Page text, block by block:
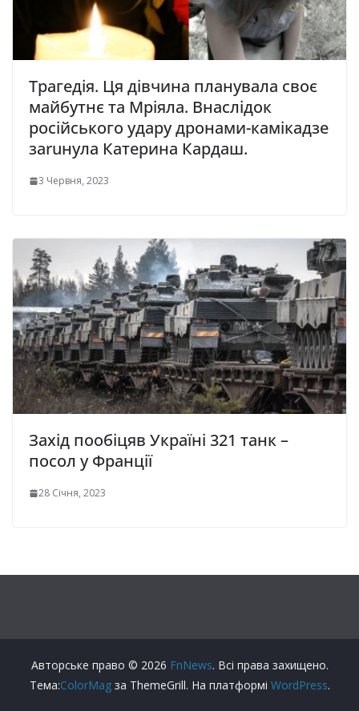
Трагедія. Ця дівчина планувала своє
майбутнє та Мріяла. Внаслідок
російського удару дронами-камікадзе
заruнула Катерина Кардаш.
3 Червня, 2023
Захід пообіцяв Україні 321 танк –
посол у Франції
28 Січня, 2023
Авторське право © 2026 FnNews. Всі права захищено.
Тема:ColorMagза ThemeGrill. На платформі WordPress.